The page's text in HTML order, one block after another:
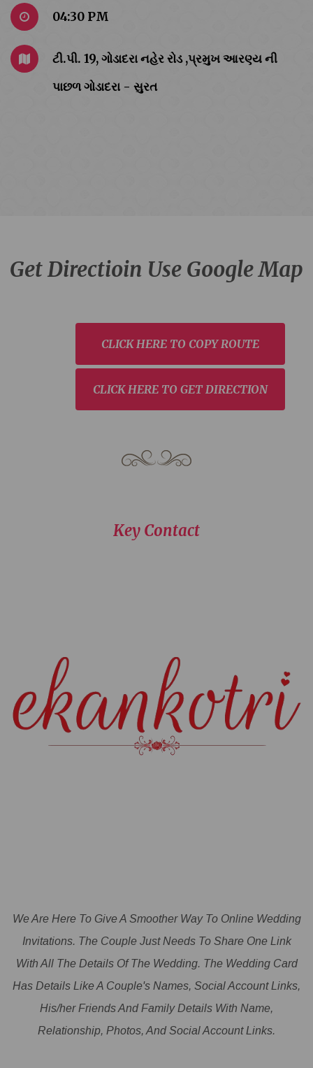
04:30 PM
ટી.પી. 19, ગોડાદરા નહેર રોડ ,પ્રમુખ આરણ્ય ની
પાછળ ગોડાદરા - સુરત
Get Directioin Use Google Map
CLICK HERE TO COPY ROUTE
CLICK HERE TO GET DIRECTION
Key Contact
We Are Here To Give A Smoother Way To Online Wedding
Invitations. The Couple Just Needs To Share One Link
With All The Details Of The Wedding. The Wedding Card
Has Details Like A Couple's Names, Social Account Links,
His/her Friends And Family Details With Name,
Relationship, Photos, And Social Account Links.